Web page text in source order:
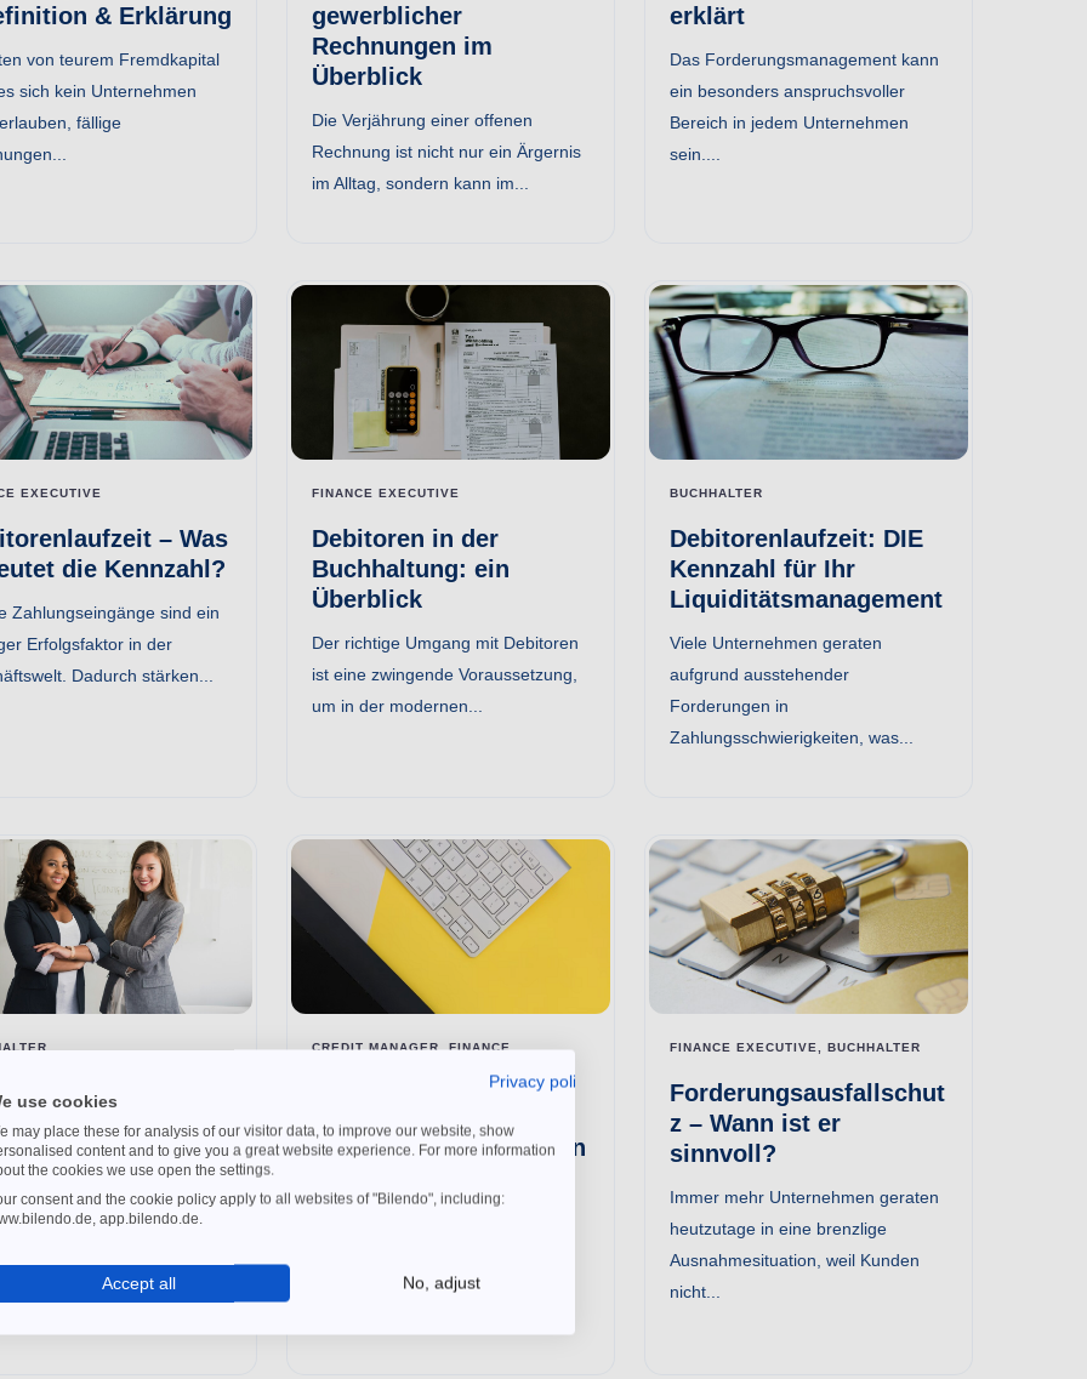
& Erklärung
von teurem Fremdkapital
sich kein Unternehmen
fällige
gewerblicher
Rechnungen im
Überblick
Die Verjährung einer offenen
Rechnung ist nicht nur ein Ärgernis
im Alltag, sondern kann im...
erklärt
Das Forderungsmanagement kann
ein besonders anspruchsvoller
Bereich in jedem Unternehmen
sein....
EXECUTIVE
– Was
die Kennzahl?
Zahlungseingänge sind ein
Erfolgsfaktor in der
Dadurch stärken...
FINANCE EXECUTIVE
Debitoren in der
Buchhaltung: ein
Überblick
Der richtige Umgang mit Debitoren
ist eine zwingende Voraussetzung,
um in der modernen...
BUCHHALTER
Debitorenlaufzeit: DIE
Kennzahl für Ihr
Liquiditätsmanagement
Viele Unternehmen geraten
aufgrund ausstehender
Forderungen in
Zahlungsschwierigkeiten, was...
–
& Aufgaben
von Waren und
auf Rechnung
sich sowohl bei
CREDIT MANAGER, FINANCE
Forderungsmanagemen
reduzieren
vergangenen Jahren deutlich
FINANCE EXECUTIVE, BUCHHALTER
Forderungsausfallschut
z – Wann ist er
sinnvoll?
Immer mehr Unternehmen geraten
heutzutage in eine brenzlige
Ausnahmesituation, weil Kunden
nicht...
Privacy policy
use cookies
may place these for analysis of our visitor data, to improve our website, show
content and to give you a great website experience. For more information
the cookies we use open the settings.
consent and the cookie policy apply to all websites of "Bilendo", including:
app.bilendo.de.
Accept all No, adjust